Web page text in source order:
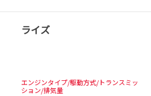
ライズ
エンジンタイプ/駆動方式/トランスミッ
ション/排気量